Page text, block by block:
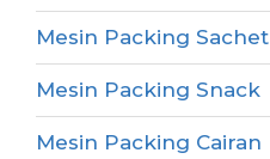
Mesin Packing Sachet
Mesin Packing Snack
Mesin Packing Cairan